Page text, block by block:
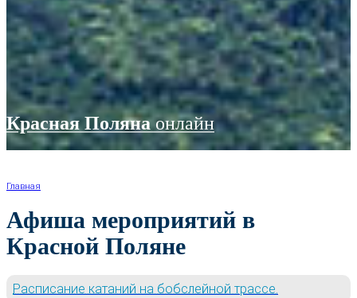
Красная Полянаонлайн
Главная
Афиша мероприятий в
Красной Поляне
Расписание катаний на бобслейной трассе.